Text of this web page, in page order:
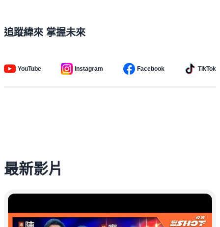
追蹤緯來 掌握未來
YouTube Instagram Facebook TikTok
最新影片